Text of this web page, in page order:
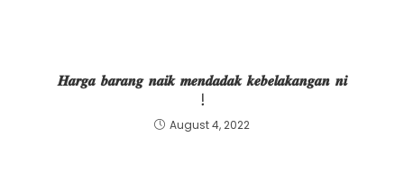
𝑯𝒂𝒓𝒈𝒂 𝒃𝒂𝒓𝒂𝒏𝒈 𝒏𝒂𝒊𝒌 𝒎𝒆𝒏𝒅𝒂𝒅𝒂𝒌 𝒌𝒆𝒃𝒆𝒍𝒂𝒌𝒂𝒏𝒈𝒂𝒏 𝒏𝒊
!
August 4, 2022